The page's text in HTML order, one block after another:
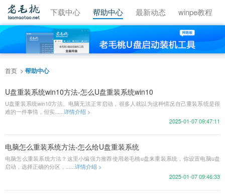
视频教程 下载中心 帮助中心 最新动态 winpe教程
首页 帮助中心
U盘重装系统win10方法-怎么U盘重装系统win10
U盘重装系统win10方法。电脑无法正常启动，很多人就以为这种情况自己重装系统是很
难的一件事情，但实...... 详情介绍 >
2025-01-07 09:47:11
电脑怎么重装系统方法-怎么给U盘重装系统
电脑怎么重装系统方法？这里小编强力推荐使用老毛桃u盘来重装系统，你设置电脑u盘
启动，选择正确的分区，......详情介绍 >
2025-01-07 09:46:33